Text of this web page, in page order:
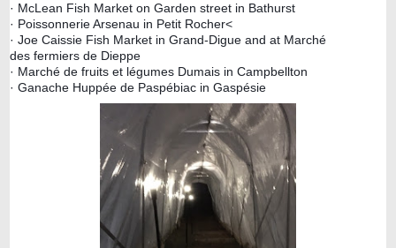
· McLean Fish Market on Garden street in Bathurst
· Poissonnerie Arsenau in Petit Rocher<
· Joe Caissie Fish Market in Grand-Digue and at Marché
des fermiers de Dieppe
· Marché de fruits et légumes Dumais in Campbellton
· Ganache Huppée de Paspébiac in Gaspésie